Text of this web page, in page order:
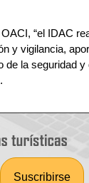
“el IDAC
y vigilancia,
la seguridad